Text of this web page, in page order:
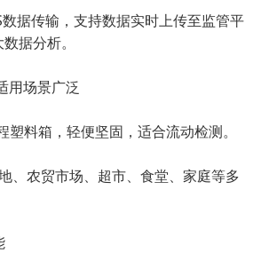
据传输，支持数据实时上传至监管平
据分析。
场景广泛
料箱，轻便坚固，适合流动检测。
农贸市场、超市、食堂、家庭等多